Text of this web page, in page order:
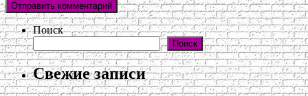
Поиск
Поиск
Свежие записи